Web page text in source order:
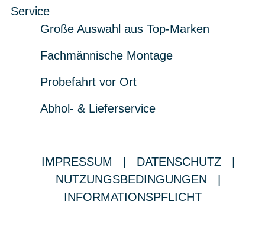
Service
Große Auswahl aus Top-Marken
Fachmännische Montage
Probefahrt vor Ort
Abhol- & Lieferservice
IMPRESSUM DATENSCHUTZ
NUTZUNGSBEDINGUNGEN
INFORMATIONSPFLICHT